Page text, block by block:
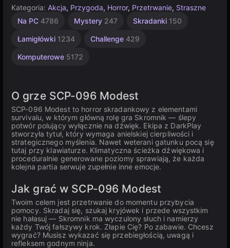
Kategoria: Akcja, Przygoda, Horror, Przetrwanie, Straszne
Na PC 4786 Mystery 247 Skradanki 150
Łamigłówki 1234 Challenge 429
Komputerowe 5172
Jednoosobowe
Indie
Skoki
wody
Strategiczne
Rosyjskie
Multiplayer
Unity
3177
O grze SCP-096 Modest
SCP-096 Modest to horror skradankowy z elementami
survivalu, w którym główną rolę gra Skromnik — ślepy
potwór polujący wyłącznie na dźwięk. Ekipa z DarkPlay
stworzyła tytuł, który wymaga anielskiej cierpliwości i
strategicznego myślenia. Nawet weterani gatunku pocą się
tutaj przy klawiaturze. Klimatyczna ścieżka dźwiękowa i
proceduralnie generowane poziomy sprawiają, że każda
kolejna partia serwuje zupełnie inne emocje.
Jak grać w SCP-096 Modest
Twoim celem jest przetrwanie do momentu przybycia
pomocy. Skradaj się, szukaj kryjówek i przede wszystkim
nie hałasuj — Skromnik ma wyczulony słuch i namierzy
każdy Twój fałszywy krok. Złapie Cię? Po zabawie. Chcesz
wygrać? Musisz wykazać się przebiegłością, uwagą i
refleksem godnym ninja.